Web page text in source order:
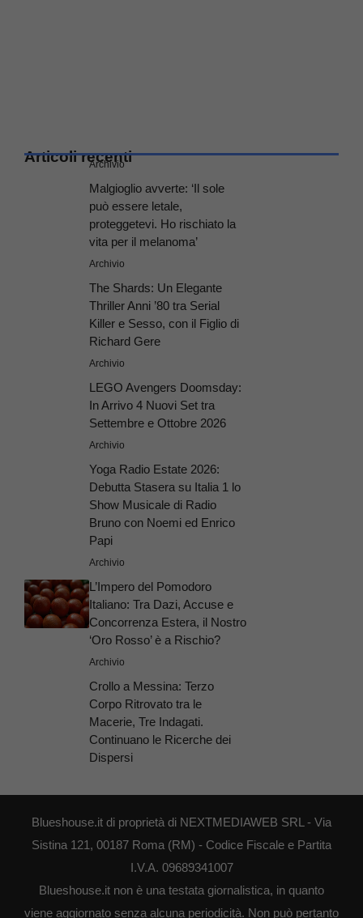
Articoli recenti
Archivio
Malgioglio avverte: ‘Il sole
può essere letale,
proteggetevi. Ho rischiato la
vita per il melanoma’
Archivio
The Shards: Un Elegante
Thriller Anni ’80 tra Serial
Killer e Sesso, con il Figlio di
Richard Gere
Archivio
LEGO Avengers Doomsday:
In Arrivo 4 Nuovi Set tra
Settembre e Ottobre 2026
Archivio
Yoga Radio Estate 2026:
Debutta Stasera su Italia 1 lo
Show Musicale di Radio
Bruno con Noemi ed Enrico
Papi
Archivio
L’Impero del Pomodoro
Italiano: Tra Dazi, Accuse e
Concorrenza Estera, il Nostro
‘Oro Rosso’ è a Rischio?
Archivio
Crollo a Messina: Terzo
Corpo Ritrovato tra le
Macerie, Tre Indagati.
Continuano le Ricerche dei
Dispersi
Blueshouse.it di proprietà di NEXTMEDIAWEB SRL - Via
Sistina 121, 00187 Roma (RM) - Codice Fiscale e Partita
I.V.A. 09689341007
Blueshouse.it non è una testata giornalistica, in quanto
viene aggiornato senza alcuna periodicità. Non può pertanto